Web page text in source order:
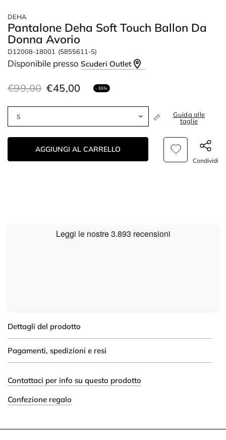
DEHA
Pantalone Deha Soft Touch Ballon Da
Donna Avorio
D12008-18001 (5855611-S)
Disponibile pressoScuderi Outlet
€99,00 €45,00 - 55%
Guida alle
taglie
AGGIUNGI AL CARRELLO
Condividi
Dettagli del prodotto
Pagamenti, spedizioni e resi
Contattaci per info su questo prodotto
Confezione regalo